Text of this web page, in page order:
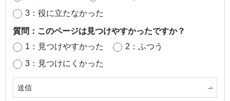
3：役に立たなかった
質問：このページは見つけやすかったですか？
1：見つけやすかった
2：ふつう
3：見つけにくかった